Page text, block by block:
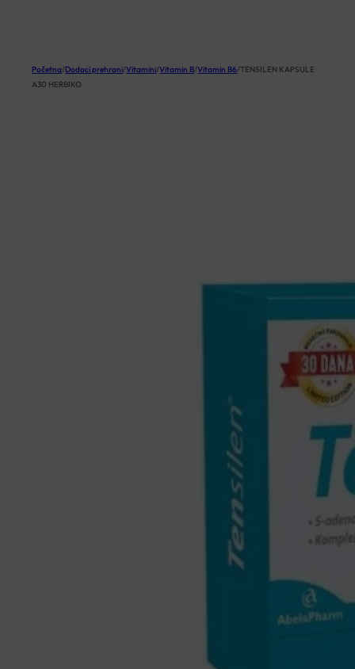
Početna/Dodaci prehrani/Vitamini/Vitamin B/Vitamin B6/TENSILEN KAPSULE
A30 HERBIKO